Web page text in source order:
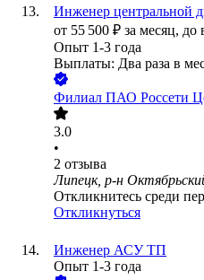
Инженер центральной
от 55 500 ₽ за месяц, до
Опыт 1-3 года
Выплаты: Два раза в
Филиал ПАО Россети
3.0
•
2 отзыва
Липецк, р-н
Откликнитесь среди
Откликнуться
Инженер АСУ ТП
Опыт 1-3 года